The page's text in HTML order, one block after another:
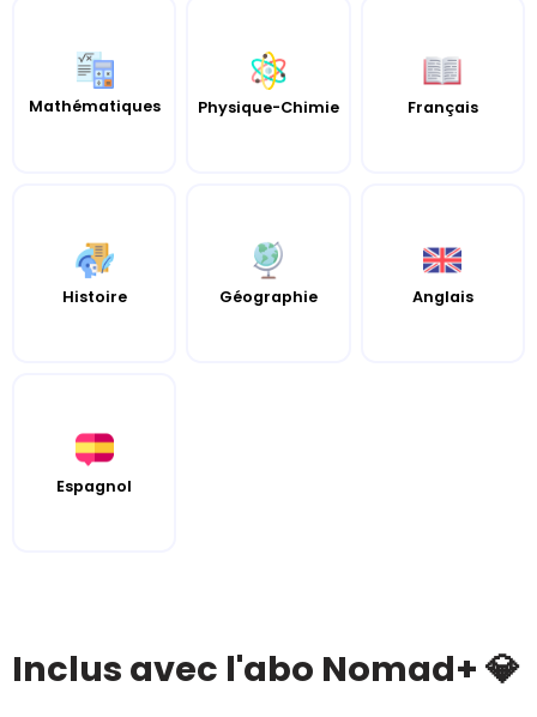
Mathématiques Physique-Chimie Français
Histoire Géographie Anglais
Espagnol
Inclus avec l'abo Nomad+ 💎